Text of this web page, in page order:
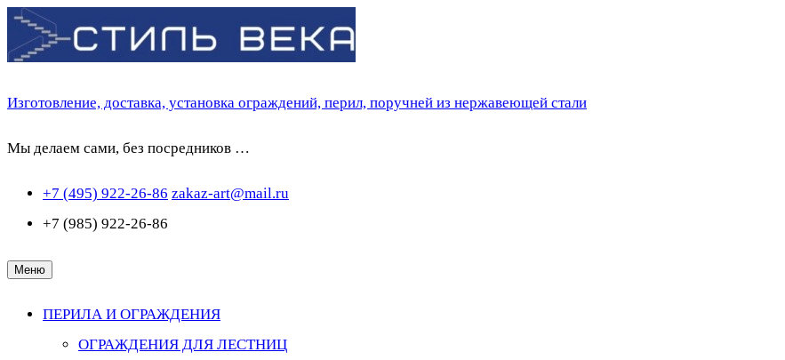
Перейти
к
Изготовление, доставка, установка ограждений, перил, поручней из нержавеющей стали
Мы делаем сами, без посредников …
+7 (495) 922-26-86 zakaz-art@mail.ru
+7 (985) 922-26-86
Меню
ПЕРИЛА И ОГРАЖДЕНИЯ
ОГРАЖДЕНИЯ ДЛЯ ЛЕСТНИЦ